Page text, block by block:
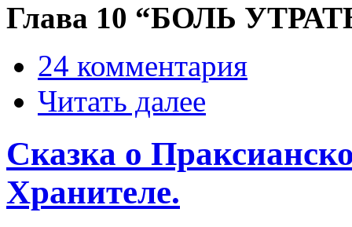
Глава 10 “БОЛЬ
24 комментария
Читать далее
Сказка о
Хранителе.